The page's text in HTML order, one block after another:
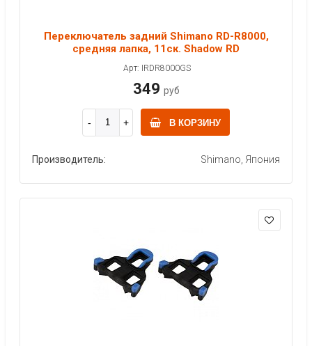
Переключатель задний Shimano RD-R8000,
средняя лапка, 11ск. Shadow RD
Арт: IRDR8000GS
349 руб
В КОРЗИНУ
Производитель: Shimano, Япония